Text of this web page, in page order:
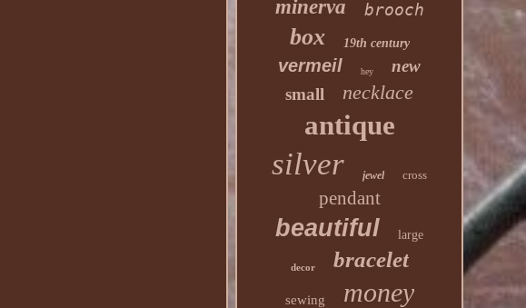
minerva brooch
box 19th century
vermeil hey
new
small
necklace
antique
silver jewel cross
pendant
beautiful large
decor bracelet
sewing money